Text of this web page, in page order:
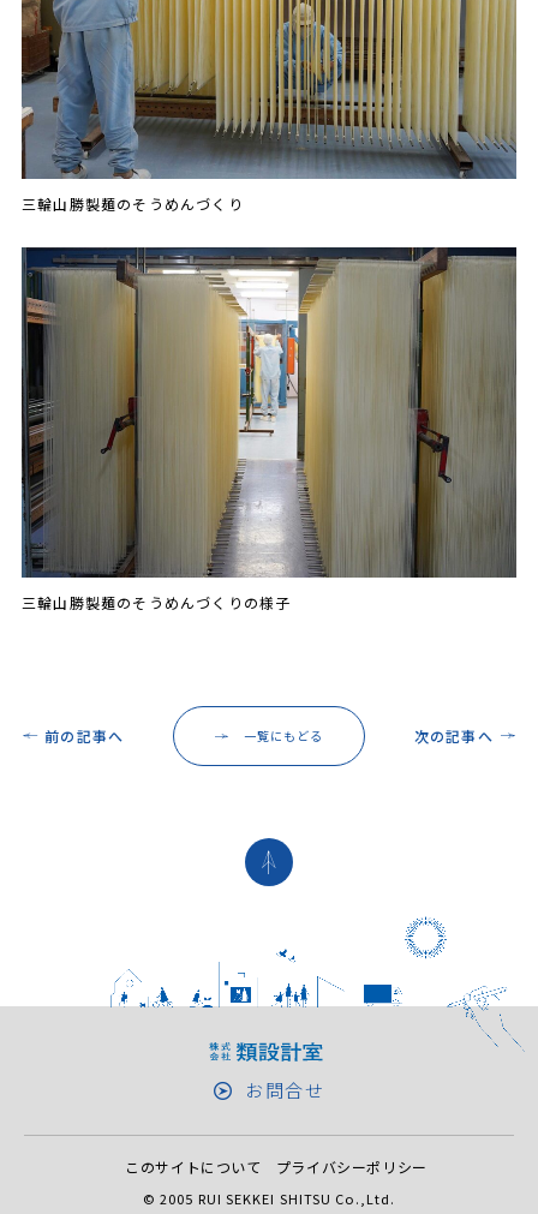
三輪山勝製麺のそうめんづくり
三輪山勝製麺のそうめんづくりの様子
前の記事へ 一覧にもどる 次の記事へ
お問合せ
このサイトについて プライバシーポリシー
© 2005 RUI SEKKEI SHITSU Co.,Ltd.